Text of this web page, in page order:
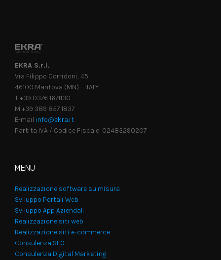
EKRA S.r.l.
Via Filippo Corridoni, 45
46100 Mantova (MN) - ITALY
T +39 0376 1671130
M +39 389 857 1837
E-mail info@ekra.it
Partita IVA / Codice Fiscale: 02483290207
MENU
Realizzazione software su misura
Sviluppo Portali Web
Sviluppo App Aziendali
Realizzazione siti web
Realizzazione siti e-commerce
Consulenza SEO
Consulenza Digital Marketing